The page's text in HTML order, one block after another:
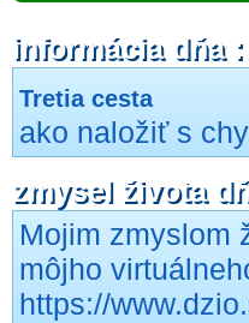
informácia dňa :
Tretia cesta
ako naložiť s
zmysel života
Mojim zmyslom
môjho
https://